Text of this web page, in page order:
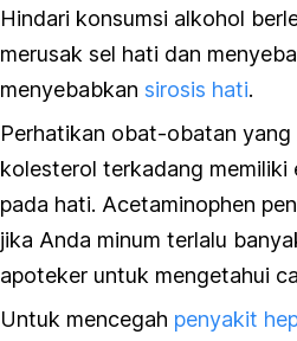
Hindari konsumsi alkohol
merusak sel hati dan
menyebabkan sirosis hati.
Perhatikan obat-obatan
kolesterol terkadang memiliki
pada hati. Acetaminophen
jika Anda minum terlalu
apoteker untuk mengetahui
Untuk mencegah penyakit